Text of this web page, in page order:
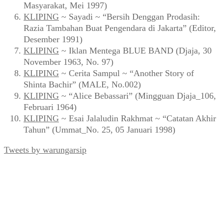
Masyarakat, Mei 1997)
KLIPING ~ Sayadi ~ “Bersih Denggan Prodasih:
Razia Tambahan Buat Pengendara di Jakarta” (Editor,
Desember 1991)
KLIPING ~ Iklan Mentega BLUE BAND (Djaja, 30
November 1963, No. 97)
KLIPING ~ Cerita Sampul ~ “Another Story of
Shinta Bachir” (MALE, No.002)
KLIPING ~ “Alice Bebassari” (Mingguan Djaja_106,
Februari 1964)
KLIPING ~ Esai Jalaludin Rakhmat ~ “Catatan Akhir
Tahun” (Ummat_No. 25, 05 Januari 1998)
Tweets by warungarsip